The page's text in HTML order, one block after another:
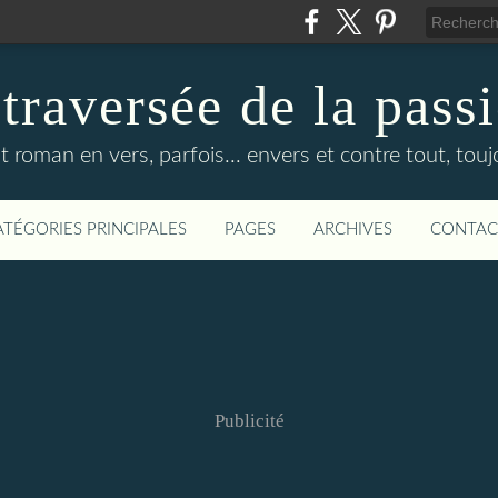
de la
roman en vers, parfois... envers et contre tout,
PRINCIPALES PAGES ARCHIVES
Publicité